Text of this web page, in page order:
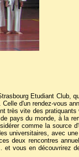
Etudiant Club,
d'un rendez-vous
très vite des pratiquants
pays du monde, à la
comme la source
universitaires, avec
deux rencontres
et vous en découvrirez